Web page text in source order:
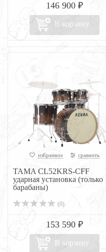
146 900 ₽
В корзину
избранное сравнить
TAMA CL52KRS-CFF
ударная установка (только
барабаны)
(0)
153 590 ₽
В корзину